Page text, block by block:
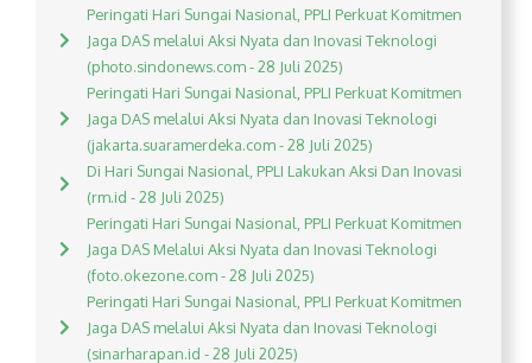
Peringati Hari Sungai Nasional, PPLI Perkuat Komitmen
Jaga DAS melalui Aksi Nyata dan Inovasi Teknologi
(photo.sindonews.com - 28 Juli 2025)
Peringati Hari Sungai Nasional, PPLI Perkuat Komitmen
Jaga DAS melalui Aksi Nyata dan Inovasi Teknologi
(jakarta.suaramerdeka.com - 28 Juli 2025)
Di Hari Sungai Nasional, PPLI Lakukan Aksi Dan Inovasi
(rm.id - 28 Juli 2025)
Peringati Hari Sungai Nasional, PPLI Perkuat Komitmen
Jaga DAS Melalui Aksi Nyata dan Inovasi Teknologi
(foto.okezone.com - 28 Juli 2025)
Peringati Hari Sungai Nasional, PPLI Perkuat Komitmen
Jaga DAS melalui Aksi Nyata dan Inovasi Teknologi
(sinarharapan.id - 28 Juli 2025)